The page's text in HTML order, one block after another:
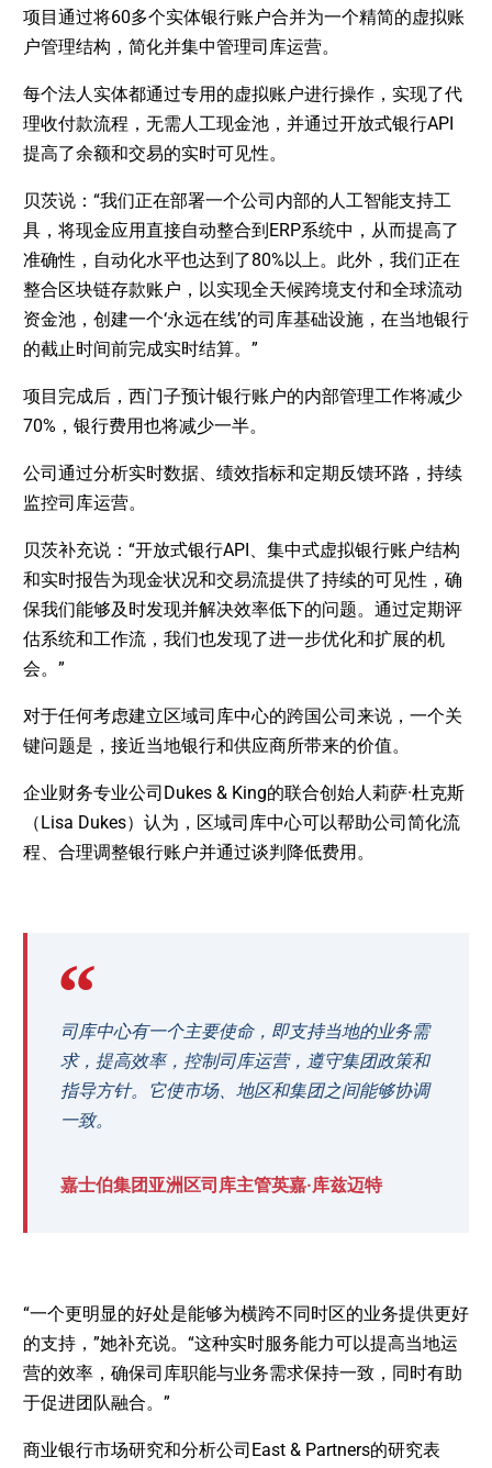
项目通过将60多个实体银行账户合并为一个精简的虚拟账
户管理结构，简化并集中管理司库运营。
每个法人实体都通过专用的虚拟账户进行操作，实现了代
理收付款流程，无需人工现金池，并通过开放式银行API
提高了余额和交易的实时可见性。
贝茨说：“我们正在部署一个公司内部的人工智能支持工
具，将现金应用直接自动整合到ERP系统中，从而提高了
准确性，自动化水平也达到了80%以上。此外，我们正在
整合区块链存款账户，以实现全天候跨境支付和全球流动
资金池，创建一个‘永远在线’的司库基础设施，在当地银行
的截止时间前完成实时结算。”
项目完成后，西门子预计银行账户的内部管理工作将减少
70%，银行费用也将减少一半。
公司通过分析实时数据、绩效指标和定期反馈环路，持续
监控司库运营。
贝茨补充说：“开放式银行API、集中式虚拟银行账户结构
和实时报告为现金状况和交易流提供了持续的可见性，确
保我们能够及时发现并解决效率低下的问题。通过定期评
估系统和工作流，我们也发现了进一步优化和扩展的机
会。”
对于任何考虑建立区域司库中心的跨国公司来说，一个关
键问题是，接近当地银行和供应商所带来的价值。
企业财务专业公司Dukes & King的联合创始人莉萨·杜克斯
（Lisa Dukes）认为，区域司库中心可以帮助公司简化流
程、合理调整银行账户并通过谈判降低费用。
司库中心有一个主要使命，即支持当地的业务需
求，提高效率，控制司库运营，遵守集团政策和
指导方针。它使市场、地区和集团之间能够协调
一致。
嘉士伯集团亚洲区司库主管英嘉·库兹迈特
“一个更明显的好处是能够为横跨不同时区的业务提供更好
的支持，”她补充说。“这种实时服务能力可以提高当地运
营的效率，确保司库职能与业务需求保持一致，同时有助
于促进团队融合。”
商业银行市场研究和分析公司East & Partners的研究表